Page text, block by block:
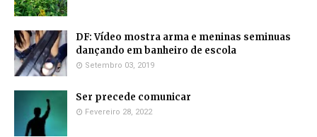
DF: Vídeo mostra arma e meninas seminuas
dançando em banheiro de escola
Setembro 03, 2019
Ser precede comunicar
Fevereiro 28, 2022